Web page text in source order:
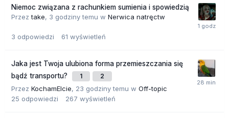
Niemoc związana z rachunkiem sumienia i spowiedzią
Przeztake, 3 godziny temu w Nerwica natręctw
3 odpowiedzi 61 wyświetleń
Jaka jest Twoja ulubiona forma przemieszczania się
bądź transportu?
1 2
Przez KochamElcie, 23 godziny temu w Off-topic
25 odpowiedzi 267 wyświetleń